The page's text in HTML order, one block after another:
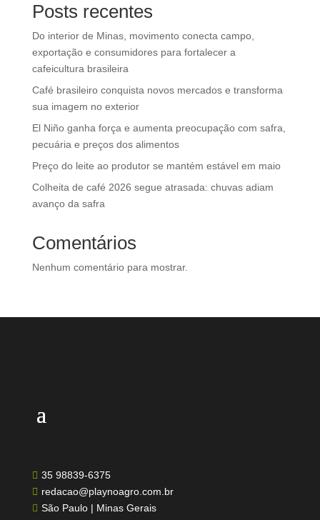
Posts recentes
Do interior de Minas, movimento conecta campo,
exportação e consumidores para fortalecer a
cafeicultura brasileira
Café brasileiro conquista novos mercados e transforma
sua imagem no exterior
El Niño ganha força e aumenta preocupação com safra,
pecuária e preços dos alimentos
Preço do leite ao produtor se mantém estável em maio
Colheita de café 2026 segue atrasada: chuvas adiam
avanço da safra
Comentários
Nenhum comentário para mostrar.
 35 98839-6375
 redacao@playnoagro.com.br
 São Paulo | Minas Gerais